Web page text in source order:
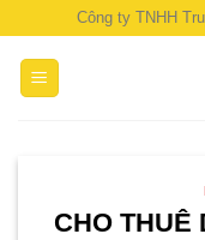
content
Công ty TNHH
CHO THUÊ